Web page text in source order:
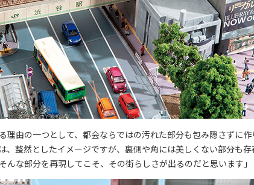
理由の一つとして、都会ならではの汚れた部分も包み隠さずに
、整然としたイメージですが、裏側や角には美しくない部分も
んな部分を再現してこそ、その街らしさが出るのだと思います」